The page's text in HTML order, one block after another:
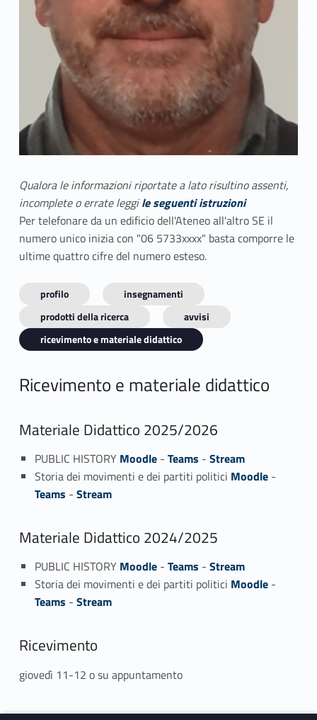
Qualora le informazioni riportate a lato risultino assenti,
incomplete o errate leggile seguenti istruzioni
Per telefonare da un edificio dell'Ateneo all'altro SE il
numero unico inizia con "06 5733xxxx" basta comporre le
ultime quattro cifre del numero esteso.
profilo
insegnamenti
prodotti della ricerca
avvisi
ricevimento e materiale didattico
Ricevimento e materiale didattico
Materiale Didattico 2025/2026
PUBLIC HISTORY Moodle- Teams - Stream
Storia dei movimenti e dei partiti politici Moodle-
Teams - Stream
Materiale Didattico 2024/2025
PUBLIC HISTORY Moodle- Teams - Stream
Storia dei movimenti e dei partiti politici Moodle-
Teams - Stream
Ricevimento
giovedì 11-12 o su appuntamento